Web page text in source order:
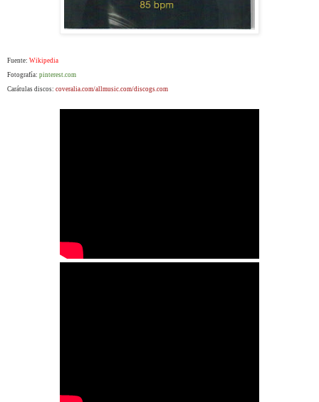
Fuente: Wikipedia
Fotografía: pinterest.com
Carátulas discos: coveralia.com/allmusic.com/discogs.com